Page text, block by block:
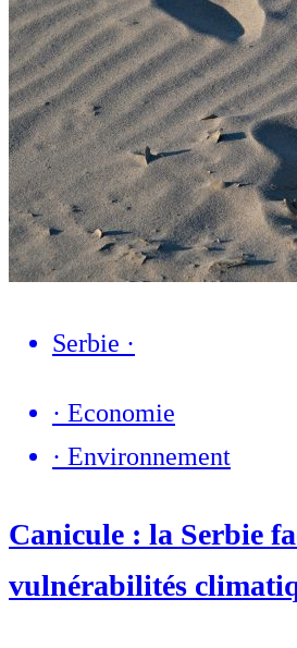
Serbie ·
· Economie
· Environnement
Canicule : la Serbie
vulnérabilités